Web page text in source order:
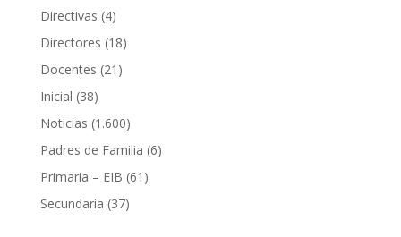
Directivas (4)
Directores (18)
Docentes (21)
Inicial (38)
Noticias (1.600)
Padres de Familia (6)
Primaria – EIB (61)
Secundaria (37)